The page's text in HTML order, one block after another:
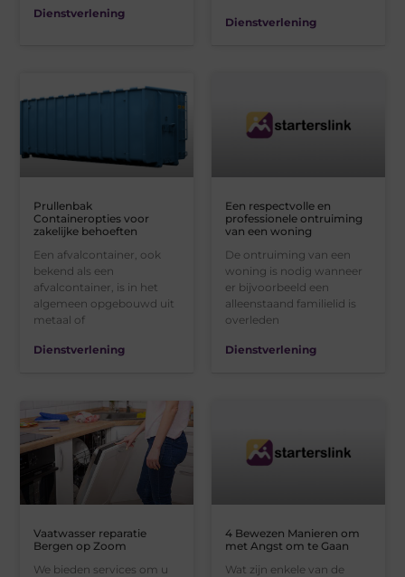
Dienstverlening
Dienstverlening
Prullenbak
Containeropties voor
zakelijke behoeften
Een afvalcontainer, ook
bekend als een
afvalcontainer, is in het
algemeen opgebouwd uit
metaal of
Dienstverlening
Een respectvolle en
professionele ontruiming
van een woning
De ontruiming van een
woning is nodig wanneer
er bijvoorbeeld een
alleenstaand familielid is
overleden
Dienstverlening
Vaatwasser reparatie
Bergen op Zoom
We bieden services om u
4 Bewezen Manieren om
met Angst om te Gaan
Wat zijn enkele van de